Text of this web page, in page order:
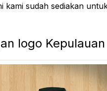
sudah sediakan
logo